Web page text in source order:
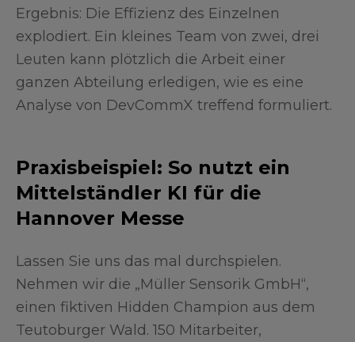
Ergebnis: Die Effizienz des Einzelnen
explodiert. Ein kleines Team von zwei, drei
Leuten kann plötzlich die Arbeit einer
ganzen Abteilung erledigen, wie es eine
Analyse von DevCommX treffend formuliert.
Praxisbeispiel: So nutzt ein
Mittelständler KI für die
Hannover Messe
Lassen Sie uns das mal durchspielen.
Nehmen wir die „Müller Sensorik GmbH“,
einen fiktiven Hidden Champion aus dem
Teutoburger Wald. 150 Mitarbeiter,